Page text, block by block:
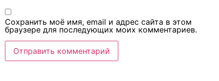
Сохранить моё имя, email и адрес сайта в этом
браузере для последующих моих комментариев.